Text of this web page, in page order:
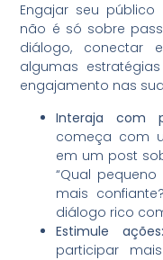
Engajar seu
não é só sobre
diálogo, conectar
algumas
engajamento nas
Interaja com
começa com
em um post
“Qual
mais
diálogo rico
Estimule ações:
participar